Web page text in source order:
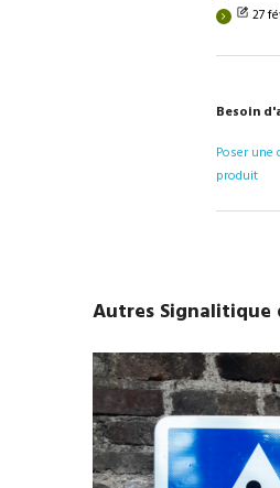
27
Besoin
Poser une
produit
Autres Signalitique